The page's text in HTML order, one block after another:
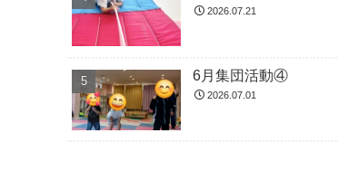
2026.07.21
6月集団活動④
2026.07.01